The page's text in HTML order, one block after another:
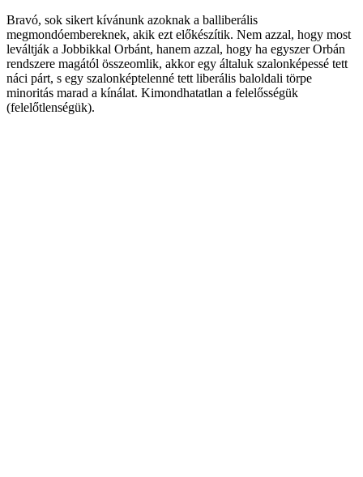
Bravó, sok sikert kívánunk azoknak a balliberális
megmondóembereknek, akik ezt előkészítik. Nem azzal, hogy most
leváltják a Jobbikkal Orbánt, hanem azzal, hogy ha egyszer Orbán
rendszere magától összeomlik, akkor egy általuk szalonképessé tett
náci párt, s egy szalonképtelenné tett liberális baloldali törpe
minoritás marad a kínálat. Kimondhatatlan a felelősségük
(felelőtlenségük).